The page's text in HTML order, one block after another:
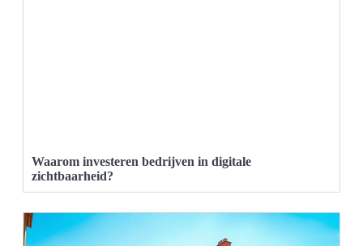
Waarom investeren bedrijven in digitale
zichtbaarheid?